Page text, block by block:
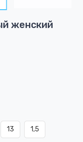
женский
13 1,5